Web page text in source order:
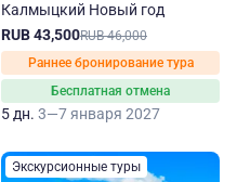
Калмыцкий Новый год
RUB 43,500RUB 46,000
Раннее бронирование тура
Бесплатная отмена
5 дн. 3—7 января 2027
Экскурсионные туры